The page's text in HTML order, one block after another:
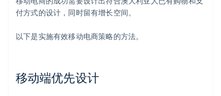
付方式的设计，同时留有增长空间。
以下是实施有效移动电商策略的方法。
移动端优先设计